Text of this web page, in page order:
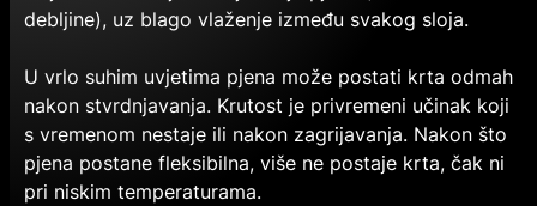
debljine), uz blago vlaženje između svakog sloja.
U vrlo suhim uvjetima pjena može postati krta odmah
nakon stvrdnjavanja. Krutost je privremeni učinak koji
s vremenom nestaje ili nakon zagrijavanja. Nakon što
pjena postane fleksibilna, više ne postaje krta, čak ni
pri niskim temperaturama.